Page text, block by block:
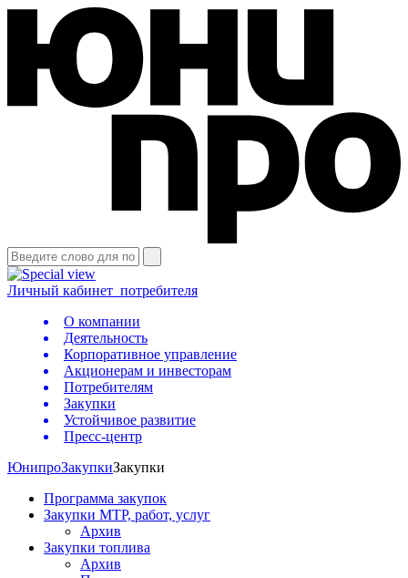
Личный кабинет потребителя
О компании
Деятельность
Корпоративное управление
Акционерам и инвесторам
Потребителям
Закупки
Устойчивое развитие
Пресс-центр
ЮнипроЗакупкиЗакупки
Программа закупок
Закупки МТР, работ, услуг
Архив
Закупки топлива
Архив